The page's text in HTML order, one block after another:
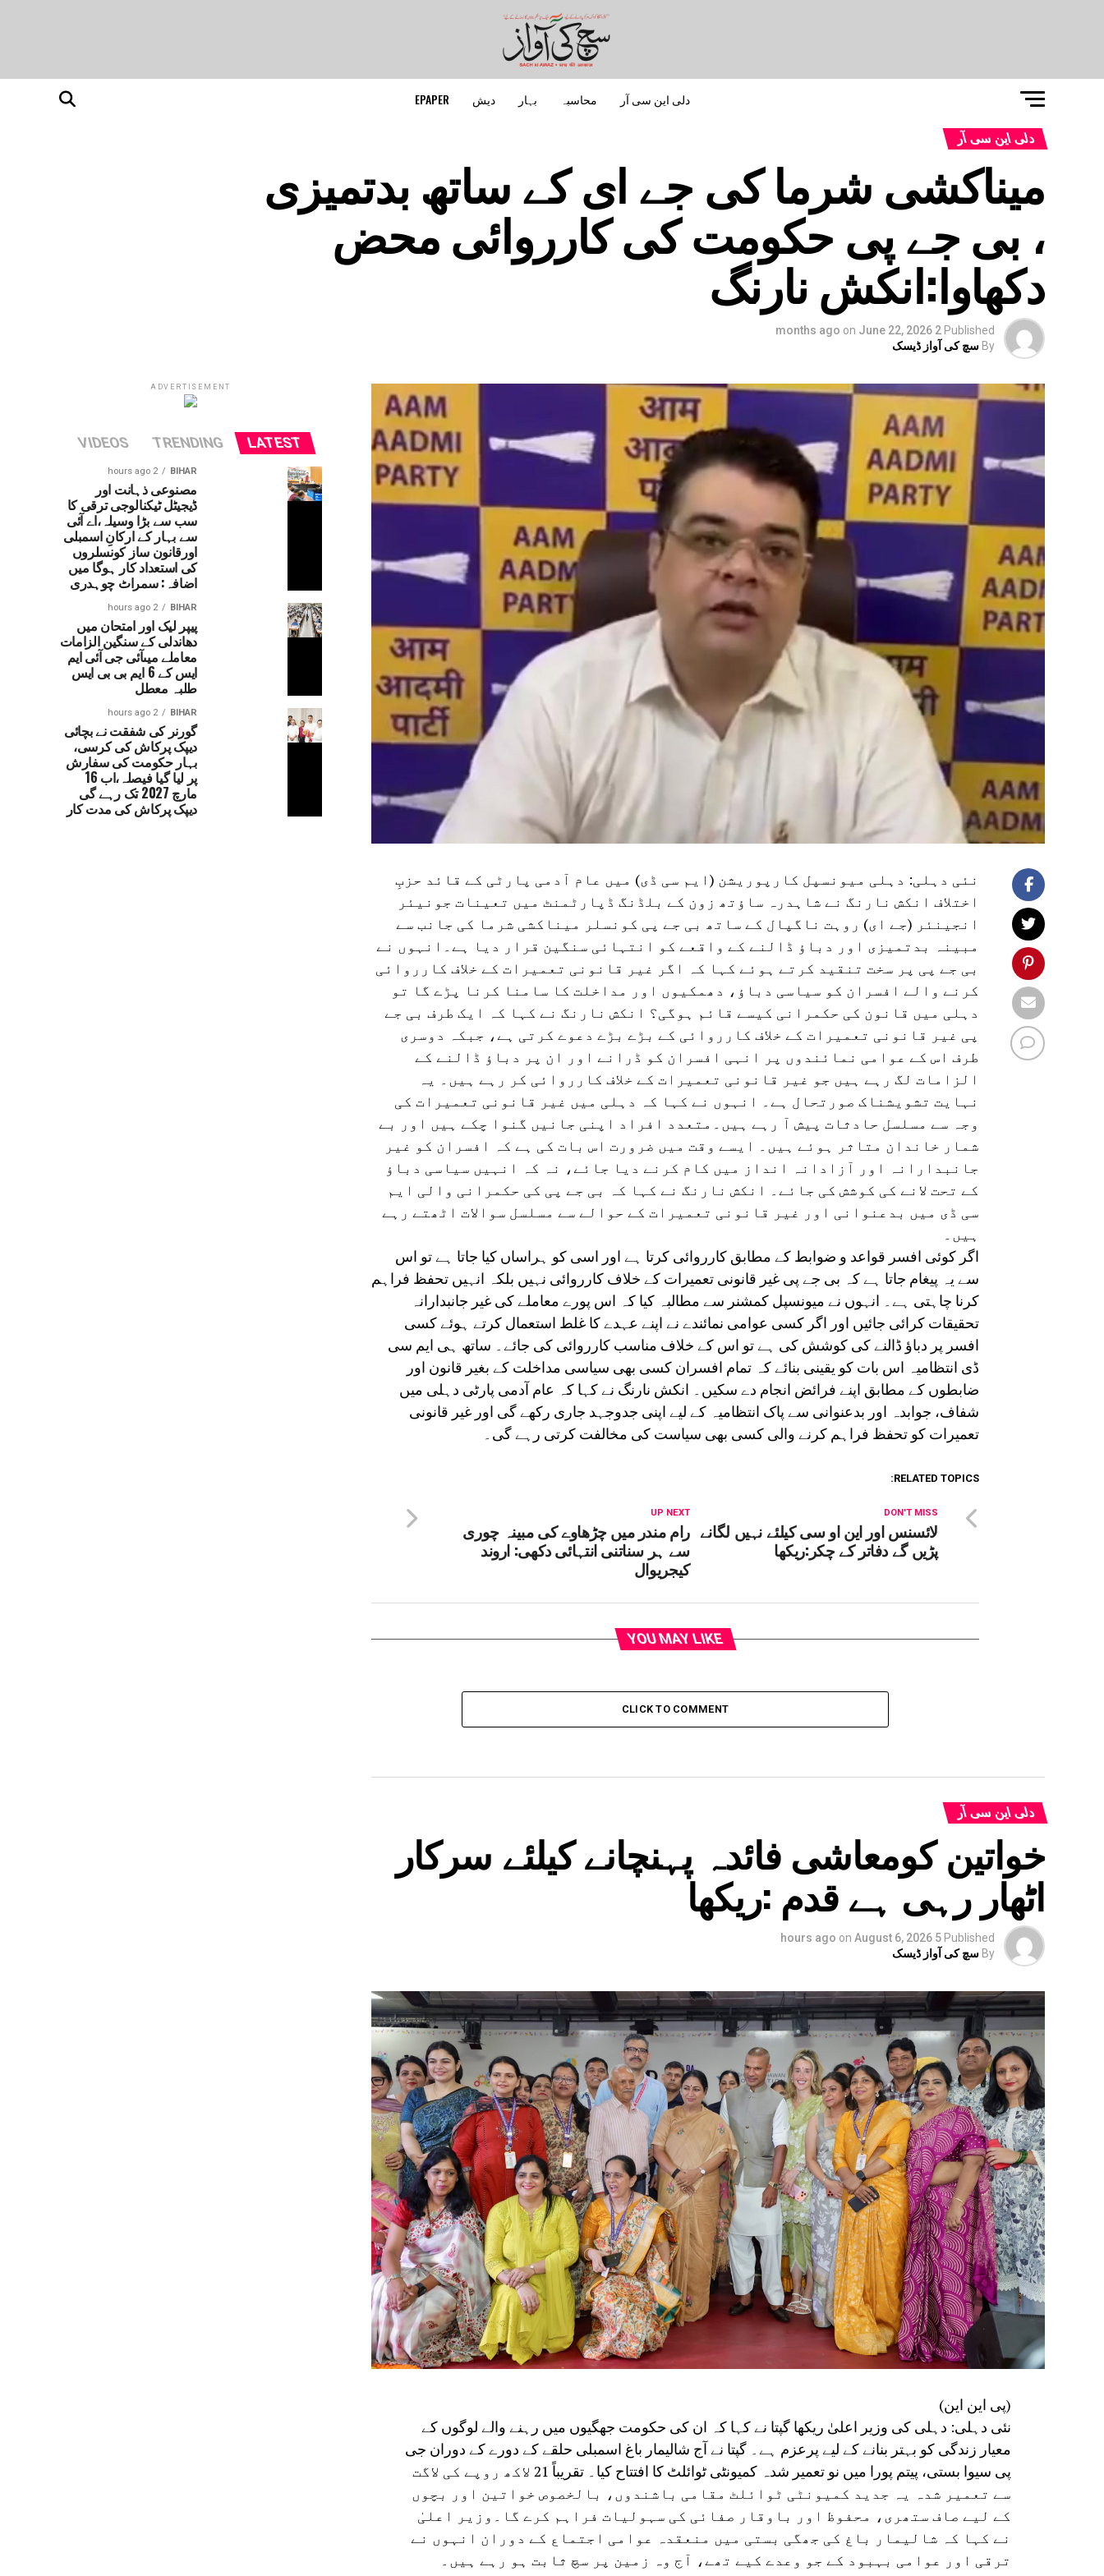
دلی این سی آر محاسبہ بہار دیش EPAPER
دلی این سی آر
میناکشی شرما کی جے ای کے ساتھ بدتمیزی
، بی جے پی حکومت کی کارروائی محض
دکھاوا:انکش نارنگ
Published
2 months ago
on June 22, 2026
By سچ کی آواز ڈیسک
نئی دہلی: دہلی میونسپل کارپوریشن (ایم سی ڈی) میں عام آدمی پارٹی کے قائد حزبِ
اختلاف انکش نارنگ نے شاہدرہ ساؤتھ زون کے بلڈنگ ڈپارٹمنٹ میں تعینات جونیئر
انجینئر (جے ای) روہت ناگپال کے ساتھ بی جے پی کونسلر میناکشی شرما کی جانب سے
مبینہ بدتمیزی اور دباؤ ڈالنے کے واقعے کو انتہائی سنگین قرار دیا ہے۔انہوں نے
بی جے پی پر سخت تنقید کرتے ہوئے کہا کہ اگر غیر قانونی تعمیرات کے خلاف کارروائی
کرنے والے افسران کو سیاسی دباؤ، دھمکیوں اور مداخلت کا سامنا کرنا پڑے گا تو
دہلی میں قانون کی حکمرانی کیسے قائم ہوگی؟ انکش نارنگ نے کہا کہ ایک طرف بی جے
پی غیر قانونی تعمیرات کے خلاف کارروائی کے بڑے بڑے دعوے کرتی ہے، جبکہ دوسری
طرف اس کے عوامی نمائندوں پر انہی افسران کو ڈرانے اور ان پر دباؤ ڈالنے کے
الزامات لگ رہے ہیں جو غیر قانونی تعمیرات کے خلاف کارروائی کر رہے ہیں۔ یہ
نہایت تشویشناک صورتحال ہے۔ انہوں نے کہا کہ دہلی میں غیر قانونی تعمیرات کی
وجہ سے مسلسل حادثات پیش آ رہے ہیں۔متعدد افراد اپنی جانیں گنوا چکے ہیں اور بے
شمار خاندان متاثر ہوئے ہیں۔ ایسے وقت میں ضرورت اس بات کی ہے کہ افسران کو غیر
جانبدارانہ اور آزادانہ انداز میں کام کرنے دیا جائے، نہ کہ انہیں سیاسی دباؤ
کے تحت لانے کی کوشش کی جائے۔ انکش نارنگ نے کہا کہ بی جے پی کی حکمرانی والی ایم
سی ڈی میں بدعنوانی اور غیر قانونی تعمیرات کے حوالے سے مسلسل سوالات اٹھتے رہے
ہیں۔
اگر کوئی افسر قواعد و ضوابط کے مطابق کارروائی کرتا ہے اور اسی کو ہراساں کیا جاتا ہے تو اس
سے یہ پیغام جاتا ہے کہ بی جے پی غیر قانونی تعمیرات کے خلاف کارروائی نہیں بلکہ انہیں تحفظ فراہم
کرنا چاہتی ہے۔ انہوں نے میونسپل کمشنر سے مطالبہ کیا کہ اس پورے معاملے کی غیر جانبدارانہ
تحقیقات کرائی جائیں اور اگر کسی عوامی نمائندے نے اپنے عہدے کا غلط استعمال کرتے ہوئے کسی
افسر پر دباؤ ڈالنے کی کوشش کی ہے تو اس کے خلاف مناسب کارروائی کی جائے۔ ساتھ ہی ایم سی
ڈی انتظامیہ اس بات کو یقینی بنائے کہ تمام افسران کسی بھی سیاسی مداخلت کے بغیر قانون اور
ضابطوں کے مطابق اپنے فرائض انجام دے سکیں۔ انکش نارنگ نے کہا کہ عام آدمی پارٹی دہلی میں
شفاف، جوابدہ اور بدعنوانی سے پاک انتظامیہ کے لیے اپنی جدوجہد جاری رکھے گی اور غیر قانونی
تعمیرات کو تحفظ فراہم کرنے والی کسی بھی سیاست کی مخالفت کرتی رہے گی۔
RELATED TOPICS:
UP NEXT
رام مندر میں چڑھاوے کی مبینہ چوری
سے ہر سناتنی انتہائی دکھی: اروند
کیجریوال
DON'T MISS
لائسنس اور این او سی کیلئے نہیں لگانے
پڑیں گے دفاتر کے چکر:ریکھا
YOU MAY LIKE
CLICK TO COMMENT
دلی این سی آر
خواتین کومعاشی فائدہ پہنچانے کیلئے سرکار
اٹھار رہی ہے قدم :ریکھا
Published
5 hours ago
on August 6, 2026
By سچ کی آواز ڈیسک
(پی این این)
نئی دہلی: دہلی کی وزیر اعلیٰ ریکھا گپتا نے کہا کہ ان کی حکومت جھگیوں میں رہنے والے لوگوں کے
معیار زندگی کو بہتر بنانے کے لیے پرعزم ہے۔ گپتا نے آج شالیمار باغ اسمبلی حلقے کے دورے کے دوران جی
پی سیوا بستی، پیتم پورا میں نو تعمیر شدہ کمیونٹی ٹوائلٹ کا افتتاح کیا۔ تقریباً 21 لاکھ روپے کی لاگت
سے تعمیر شدہ یہ جدید کمیونٹی ٹوائلٹ مقامی باشندوں، بالخصوص خواتین اور بچوں
کے لیے صاف ستھری، محفوظ اور باوقار صفائی کی سہولیات فراہم کرے گا۔وزیر اعلیٰ
نے کہا کہ شالیمار باغ کی جھگی بستی میں منعقدہ عوامی اجتماع کے دوران انہوں نے
ترقی اور عوامی بہبود کے جو وعدے کیے تھے، آج وہ زمین پر سچ ثابت ہو رہے ہیں۔
ADVERTISEMENT
LATEST
TRENDING
VIDEOS
BIHAR
2 hours ago
مصنوعی ذہانت اور
ڈیجیٹل ٹیکنالوجی ترقی کا
سب سے بڑا وسیلہ،اے آئی
سے بہار کے ارکانِ اسمبلی
اورقانون ساز کونسلروں
کی استعداد کار ہوگا میں
اضافہ: سمراٹ چوہدری
BIHAR
2 hours ago
پیپر لیک اور امتحان میں
دھاندلی کے سنگین الزامات
معاملے میںآئی جی آئی ایم
ایس کے 6 ایم بی بی ایس
طلبہ معطل
BIHAR
2 hours ago
گورنر کی شفقت نے بچائی
دیپک پرکاش کی کرسی،
بہار حکومت کی سفارش
پر لیا گیا فیصلہ،اب 16
مارچ 2027 تک رہے گی
دیپک پرکاش کی مدت کار